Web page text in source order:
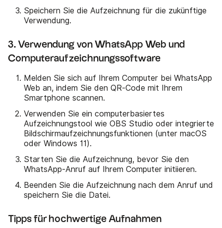
Speichern Sie die Aufzeichnung für die zukünftige
Verwendung.
3. Verwendung von WhatsApp Web und
Computeraufzeichnungssoftware
Melden Sie sich auf Ihrem Computer bei WhatsApp
Web an, indem Sie den QR-Code mit Ihrem
Smartphone scannen.
Verwenden Sie ein computerbasiertes
Aufzeichnungstool wie OBS Studio oder integrierte
Bildschirmaufzeichnungsfunktionen (unter macOS
oder Windows 11).
Starten Sie die Aufzeichnung, bevor Sie den
WhatsApp-Anruf auf Ihrem Computer initiieren.
Beenden Sie die Aufzeichnung nach dem Anruf und
speichern Sie die Datei.
Tipps für hochwertige Aufnahmen